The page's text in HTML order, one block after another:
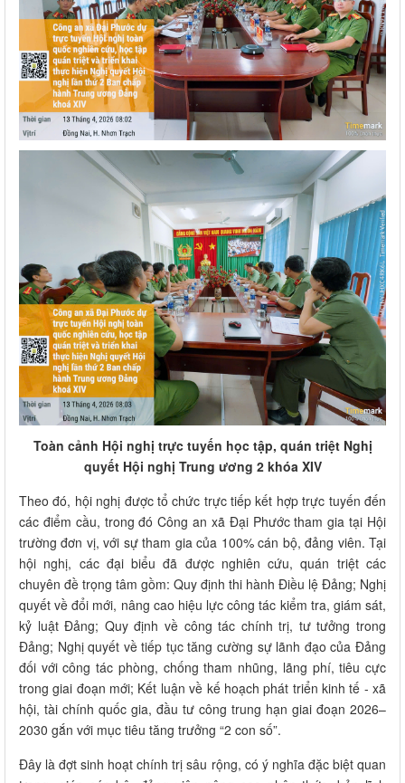
Toàn cảnh Hội nghị trực tuyến học tập, quán triệt Nghị
quyết Hội nghị Trung ương 2 khóa XIV
Theo đó, hội nghị được tổ chức trực tiếp kết hợp trực tuyến đến
các điểm cầu, trong đó Công an xã Đại Phước tham gia tại Hội
trường đơn vị, với sự tham gia của 100% cán bộ, đảng viên. Tại
hội nghị, các đại biểu đã được nghiên cứu, quán triệt các
chuyên đề trọng tâm gồm: Quy định thi hành Điều lệ Đảng; Nghị
quyết về đổi mới, nâng cao hiệu lực công tác kiểm tra, giám sát,
kỷ luật Đảng; Quy định về công tác chính trị, tư tưởng trong
Đảng; Nghị quyết về tiếp tục tăng cường sự lãnh đạo của Đảng
đối với công tác phòng, chống tham nhũng, lãng phí, tiêu cực
trong giai đoạn mới; Kết luận về kế hoạch phát triển kinh tế - xã
hội, tài chính quốc gia, đầu tư công trung hạn giai đoạn 2026–
2030 gắn với mục tiêu tăng trưởng “2 con số”.
Đây là đợt sinh hoạt chính trị sâu rộng, có ý nghĩa đặc biệt quan